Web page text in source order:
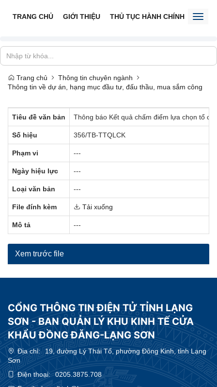
TRANG CHỦ GIỚI THIỆU THỦ TỤC HÀNH CHÍNH TIẾP
Trang chủ
Thông tin chuyên ngành
Thông tin về dự án, hạng mục đầu tư, đấu thầu, mua sắm công
Tiêu đề văn bản Thông báo Kết quả chấm điểm lựa chọn tổ
Số hiệu 356/TB-TTQLCK
Phạm vi ---
Ngày hiệu lực ---
Loại văn bản ---
File đính kèm Tải xuống
Mô tả ---
Xem trước file
CỔNG THÔNG TIN ĐIỆN TỬ TỈNH LẠNG
SƠN - BAN QUẢN LÝ KHU KINH TẾ CỬA
KHẨU ĐỒNG ĐĂNG-LẠNG SƠN
Địa chỉ:
19, đường Lý Thái Tổ, phường Đông Kinh, tỉnh Lạng
Sơn
Điện thoại:
0205.3875.708